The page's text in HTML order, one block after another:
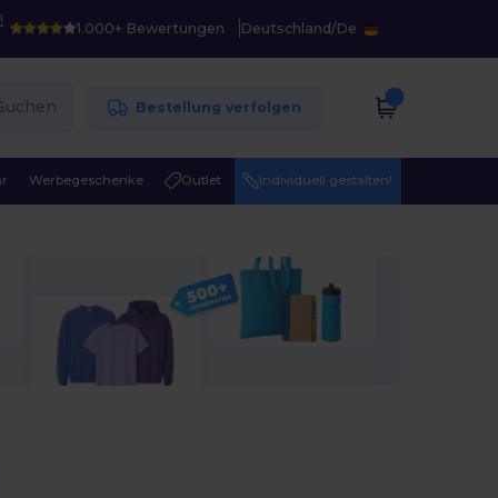
1.000+ Bewertungen Deutschland/De
Bestellung verfolgen
Werbegeschenke Outlet Individuell gestalten!